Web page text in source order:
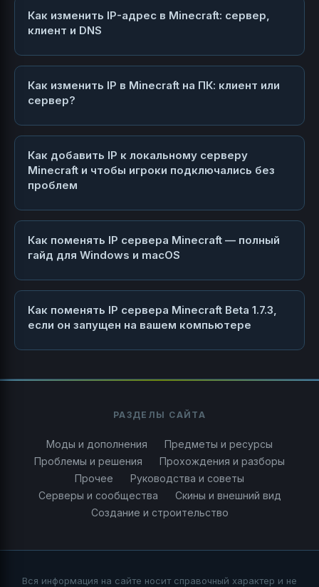
Как изменить IP-адрес в Minecraft: сервер,
клиент и DNS
Как изменить IP в Minecraft на ПК: клиент или
сервер?
Как добавить IP к локальному серверу
Minecraft и чтобы игроки подключались без
проблем
Как поменять IP сервера Minecraft — полный
гайд для Windows и macOS
Как поменять IP сервера Minecraft Beta 1.7.3,
если он запущен на вашем компьютере
РАЗДЕЛЫ САЙТА
Моды и дополнения
Предметы и ресурсы
Проблемы и решения
Прохождения и разборы
Прочее
Руководства и советы
Серверы и сообщества
Скины и внешний вид
Создание и строительство
Вся информация на сайте носит справочный характер и не